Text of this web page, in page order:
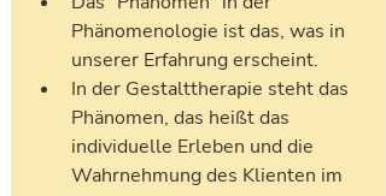
Phänomenologie ist das, was in
unserer Erfahrung erscheint.
In der Gestalttherapie steht das
Phänomen, das heißt das
individuelle Erleben und die
Wahrnehmung des Klienten im